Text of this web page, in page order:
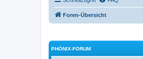
Foren-Übersicht
PHÖNIX-FORUM